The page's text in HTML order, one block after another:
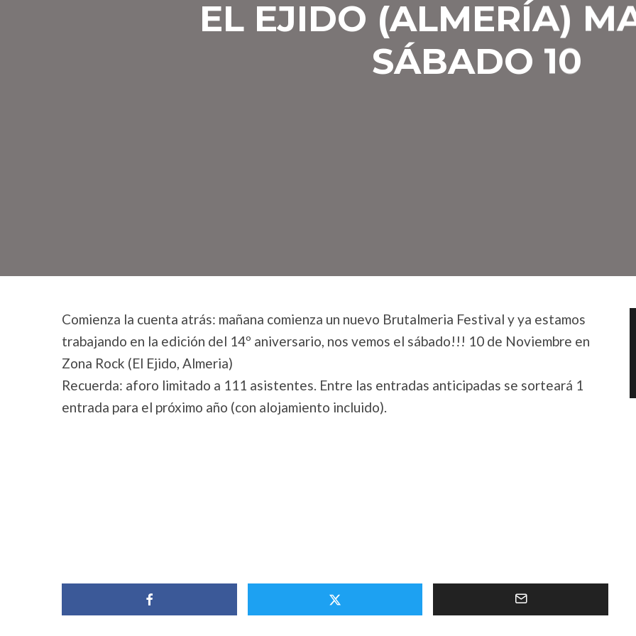
EL EJIDO (ALMERÍA)
SÁBADO 10
Comienza la cuenta atrás: mañana comienza un nuevo Brutalmeria Festival y ya estamos
trabajando en la edición del 14º aniversario, nos vemos el sábado!!! 10 de Noviembre en
Zona Rock (El Ejido, Almeria)
Recuerda: aforo limitado a 111 asistentes. Entre las entradas anticipadas se sorteará 1
entrada para el próximo año (con alojamiento incluido).